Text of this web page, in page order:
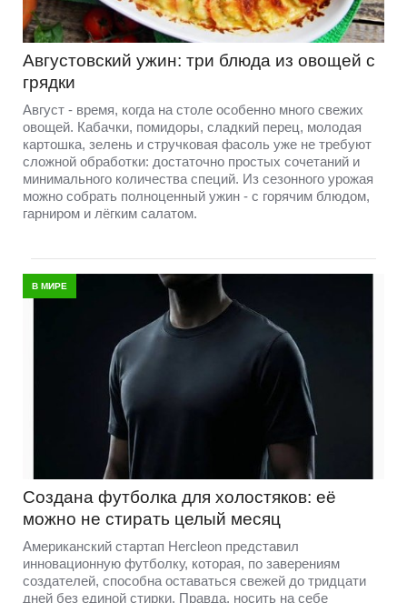
Августовский ужин: три блюда из овощей с
грядки
Август - время, когда на столе особенно много свежих
овощей. Кабачки, помидоры, сладкий перец, молодая
картошка, зелень и стручковая фасоль уже не требуют
сложной обработки: достаточно простых сочетаний и
минимального количества специй. Из сезонного урожая
можно собрать полноценный ужин - с горячим блюдом,
гарниром и лёгким салатом.
В МИРЕ
Создана футболка для холостяков: её
можно не стирать целый месяц
Американский стартап Hercleon представил
инновационную футболку, которая, по заверениям
создателей, способна оставаться свежей до тридцати
дней без единой стирки. Правда, носить на себе